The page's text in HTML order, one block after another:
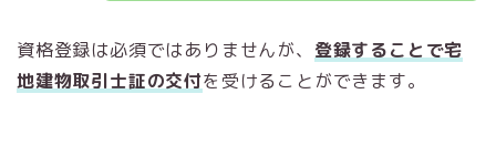
資格登録は必須ではありませんが、 登録することで宅
地建物取引士証の交付を受けることができます。